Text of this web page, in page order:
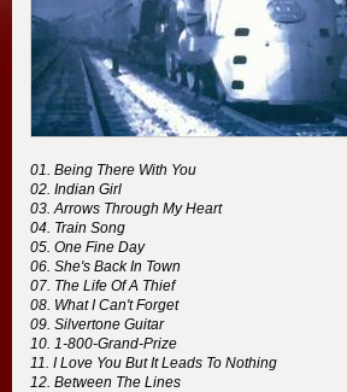
Being There With You
Indian Girl
Arrows Through My Heart
Train Song
One Fine Day
She's Back In Town
The Life Of A Thief
What I Can't Forget
Silvertone Guitar
1-800-Grand-Prize
I Love You But It Leads To Nothing
Between The Lines